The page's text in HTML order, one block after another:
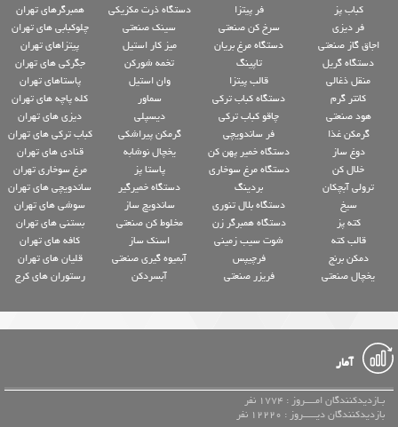
کباب پز
فر دیزی
اجاق گاز صنعتی
دستگاه گریل
منقل ذغالی
کانتر گرم
هود صنعتی
گرمکن غذا
دوغ ساز
خلال کن
ترولی آبچکان
سیخ
کته پز
قالب کته
دمکن برنج
یخچال صنعتی
فر پیتزا
سرخ کن صنعتی
دستگاه مرغ بریان
تاپینگ
قالب پیتزا
دستگاه کباب ترکی
چاقو کباب ترکی
فر ساندویچی
دستگاه خمیر پهن کن
دستگاه مرغ سوخاری
بردینگ
دستگاه بلال تنوری
دستگاه همبرگر زن
شوت سیب زمینی
فرچیپس
فریزر صنعتی
دستگاه ذرت مکزیکی
سینک صنعتی
میز کار استیل
تخمه شورکن
وان استیل
سماور
دیسپلی
گرمکن پیراشکی
یخچال نوشابه
پاستا پز
دستگاه خمیرگیر
ساندویچ ساز
مخلوط کن صنعتی
اسنک ساز
آبمیوه گیری صنعتی
آبسردکن
همبرگرهای تهران
چلوکبابی های تهران
پیتزاهای تهران
جگرکی های تهران
پاستاهای تهران
کله پاچه های تهران
دیزی های تهران
کباب ترکی های تهران
قنادی های تهران
مرغ سوخاری تهران
ساندویچی های تهران
سوشی های تهران
بستنی های تهران
کافه های تهران
قلیان های تهران
رستوران های کرج
آمار
بـازدیدکنندگان امــــروز : 1774 نفر
بازدیدکنندگان دیـــــروز : 12220 نفر